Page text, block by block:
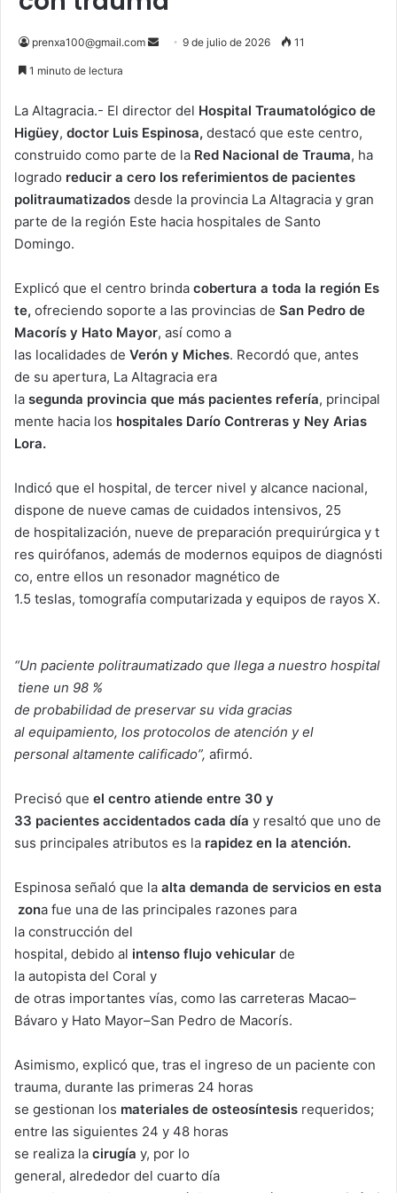
prenxa100@gmail.com
Send9 de julio de 2026 11
1 minuto de lectura
La Altagracia.- El director del Hospital Traumatológico de
Higüey, doctor Luis Espinosa, destacó que este centro,
construido como parte de la Red Nacional de Trauma, ha
logrado reducir a cero los referimientos de pacientes
politraumatizados desde la provincia La Altagracia y gran
parte de la región Este hacia hospitales de Santo
Domingo.
Explicó que el centro brinda cobertura a toda la región Es
te, ofreciendo soporte a las provincias de San Pedro de
Macorís y Hato Mayor, así como a
las localidades de Verón y Miches. Recordó que, antes
de su apertura, La Altagracia era
la segunda provincia que más pacientes refería, principal
mente hacia los hospitales Darío Contreras y Ney Arias
Lora.
Indicó que el hospital, de tercer nivel y alcance nacional,
dispone de nueve camas de cuidados intensivos, 25
de hospitalización, nueve de preparación prequirúrgica y t
res quirófanos, además de modernos equipos de diagnósti
co, entre ellos un resonador magnético de
1.5 teslas, tomografía computarizada y equipos de rayos X.
“Un paciente politraumatizado que llega a nuestro hospital
tiene un 98 %
de probabilidad de preservar su vida gracias
al equipamiento, los protocolos de atención y el
personal altamente calificado”, afirmó.
Precisó que el centro atiende entre 30 y
33 pacientes accidentados cada día y resaltó que uno de
sus principales atributos es la rapidez en la atención.
Espinosa señaló que la alta demanda de servicios en esta
zona fue una de las principales razones para
la construcción del
hospital, debido al intenso flujo vehicular de
la autopista del Coral y
de otras importantes vías, como las carreteras Macao–
Bávaro y Hato Mayor–San Pedro de Macorís.
Asimismo, explicó que, tras el ingreso de un paciente con
trauma, durante las primeras 24 horas
se gestionan los materiales de osteosíntesis requeridos;
entre las siguientes 24 y 48 horas
se realiza la cirugía y, por lo
general, alrededor del cuarto día